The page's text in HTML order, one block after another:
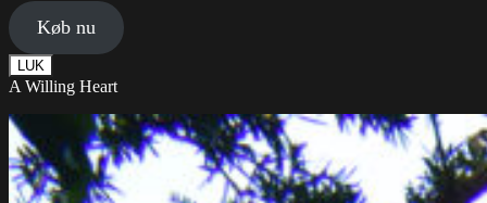
Køb nu
LUK
A Willing Heart